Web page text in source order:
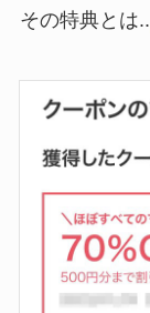
その特典とは..